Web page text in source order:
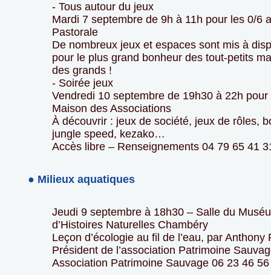
- Tous autour du jeux
Mardi 7 septembre de 9h à 11h pour les 0/6
Pastorale
De nombreux jeux et espaces sont mis à
pour le plus grand bonheur des tout-petits
des grands !
- Soirée jeux
Vendredi 10 septembre de 19h30 à 22h pour
Maison des Associations
À découvrir : jeux de société, jeux de rôles,
jungle speed, kezako…
Accès libre – Renseignements 04 79 65 41
● Milieux aquatiques
Jeudi 9 septembre à 18h30 – Salle du
d’Histoires Naturelles Chambéry
Leçon d’écologie au fil de l’eau, par Anthony
Président de l’association Patrimoine
Association Patrimoine Sauvage 06 23 46